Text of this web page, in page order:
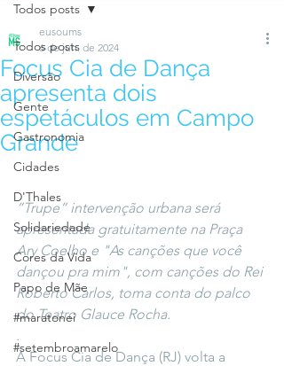
Todos posts
Diversão
Gente
Gastronomia
Cidades
D'Thales
Solidariedade
Cores da Vida
Papo de Mãe
#maratonei
#setembroamarelo
Todos posts
Focus Cia de Dança
apresenta dois
espetáculos em Campo
Grande
eusoums
6 de jun. de 2024
”Trupe” intervenção urbana será
apresentada gratuitamente na Praça
Ary Coelho e "As canções que você
dançou pra mim", com canções do Rei
Roberto Carlos, toma conta do palco
do Teatro Glauce Rocha.
.
A Focus Cia de Dança (RJ) volta a